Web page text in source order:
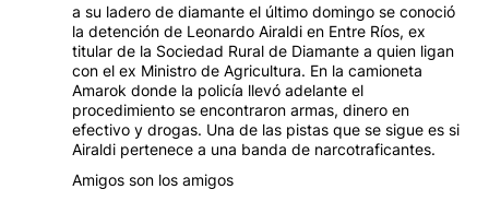
a su ladero de diamante el último domingo se conoció
la detención de Leonardo Airaldi en Entre Ríos, ex
titular de la Sociedad Rural de Diamante a quien ligan
con el ex Ministro de Agricultura. En la camioneta
Amarok donde la policía llevó adelante el
procedimiento se encontraron armas, dinero en
efectivo y drogas. Una de las pistas que se sigue es si
Airaldi pertenece a una banda de narcotraficantes.
Amigos son los amigos